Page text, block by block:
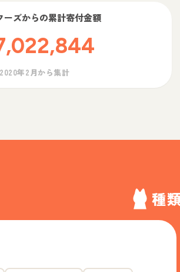
ーズからの累計寄付金額
年2月から集計
種